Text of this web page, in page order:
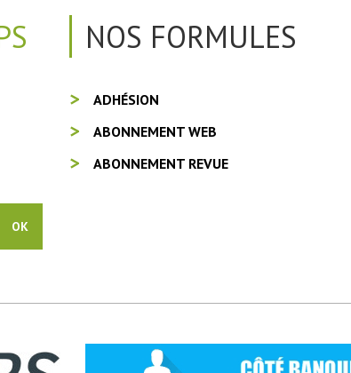
OK
NOS FORMULES
ADHÉSION
ABONNEMENT WEB
ABONNEMENT REVUE